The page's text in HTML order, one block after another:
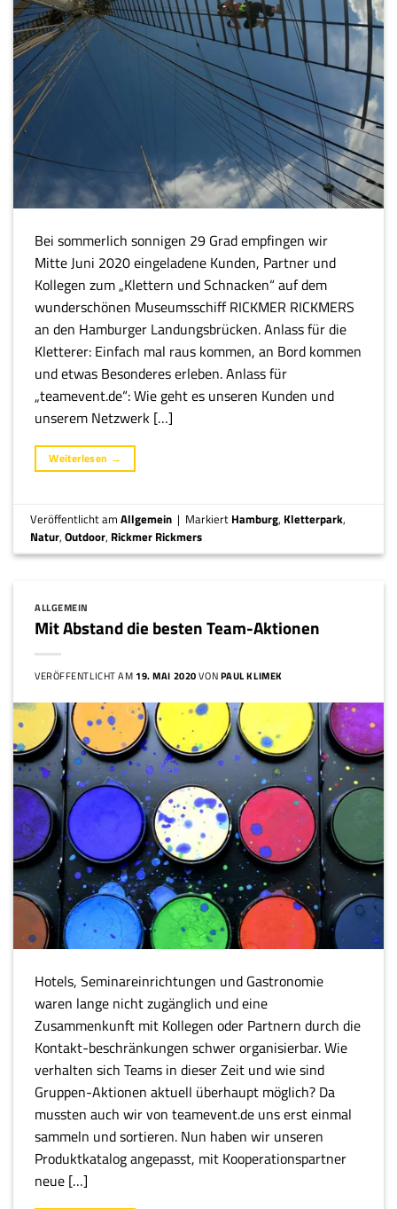
Bei sommerlich sonnigen 29 Grad empfingen wir
Mitte Juni 2020 eingeladene Kunden, Partner und
Kollegen zum „Klettern und Schnacken“ auf dem
wunderschönen Museumsschiff RICKMER RICKMERS
an den Hamburger Landungsbrücken. Anlass für die
Kletterer: Einfach mal raus kommen, an Bord kommen
und etwas Besonderes erleben. Anlass für
„teamevent.de“: Wie geht es unseren Kunden und
unserem Netzwerk […]
Weiterlesen →
Veröffentlicht amAllgemein | Markiert Hamburg, Kletterpark,
Natur,Outdoor, Rickmer Rickmers
ALLGEMEIN
Mit Abstand die besten Team-Aktionen
VERÖFFENTLICHT AM 19. MAI 2020VONPAUL KLIMEK
Hotels, Seminareinrichtungen und Gastronomie
waren lange nicht zugänglich und eine
Zusammenkunft mit Kollegen oder Partnern durch die
Kontakt-beschränkungen schwer organisierbar. Wie
verhalten sich Teams in dieser Zeit und wie sind
Gruppen-Aktionen aktuell überhaupt möglich? Da
mussten auch wir von teamevent.de uns erst einmal
sammeln und sortieren. Nun haben wir unseren
Produktkatalog angepasst, mit Kooperationspartner
neue […]